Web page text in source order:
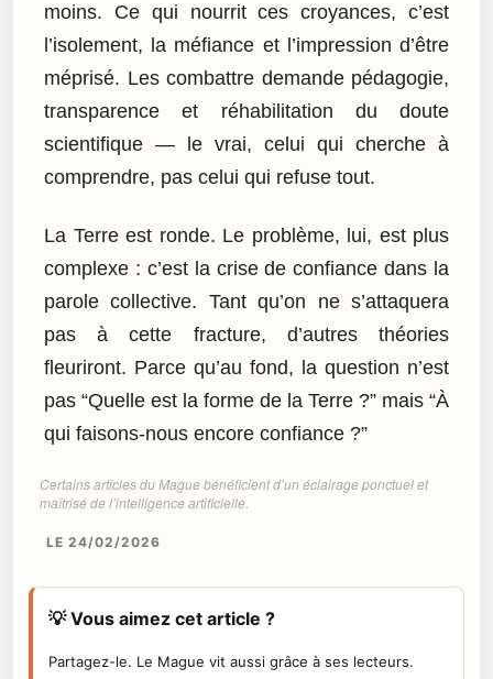
moins. Ce qui nourrit ces croyances, c’est
l’isolement, la méfiance et l’impression d’être
méprisé. Les combattre demande pédagogie,
transparence et réhabilitation du doute
scientifique — le vrai, celui qui cherche à
comprendre, pas celui qui refuse tout.
La Terre est ronde. Le problème, lui, est plus
complexe : c’est la crise de confiance dans la
parole collective. Tant qu’on ne s’attaquera
pas à cette fracture, d’autres théories
fleuriront. Parce qu’au fond, la question n’est
pas “Quelle est la forme de la Terre ?” mais “À
qui faisons-nous encore confiance ?”
Certains articles du Mague bénéficient d’un éclairage ponctuel et
maîtrisé de l’intelligence artificielle.
LE 24/02/2026
💡 Vous aimez cet article ?
Partagez-le. Le Mague vit aussi grâce à ses lecteurs.